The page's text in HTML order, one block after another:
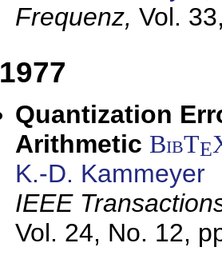
Frequenz, Vol.
1977
Quantization
Arithmetic BibTE
K.-D. Kammeyer
IEEE
Vol. 24, No. 12,